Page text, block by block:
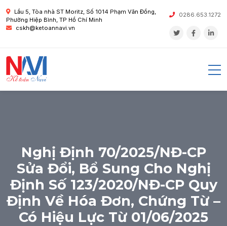
Lầu 5, Tòa nhà ST Moritz, Số 1014 Phạm Văn Đồng,
Phường Hiệp Bình, TP Hồ Chí Minh
cskh@ketoannavi.vn
0286.653.1272
Nghị Định 70/2025/NĐ-CP
Sửa Đổi, Bổ Sung Cho Nghị
Định Số 123/2020/NĐ-CP Quy
Định Về Hóa Đơn, Chứng Từ –
Có Hiệu Lực Từ 01/06/2025